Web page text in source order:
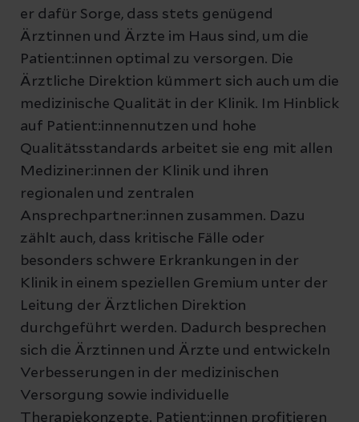
er dafür Sorge, dass stets genügend
Ärztinnen und Ärzte im Haus sind, um die
Patient:innen optimal zu versorgen. Die
Ärztliche Direktion kümmert sich auch um die
medizinische Qualität in der Klinik. Im Hinblick
auf Patient:innennutzen und hohe
Qualitätsstandards arbeitet sie eng mit allen
Mediziner:innen der Klinik und ihren
regionalen und zentralen
Ansprechpartner:innen zusammen. Dazu
zählt auch, dass kritische Fälle oder
besonders schwere Erkrankungen in der
Klinik in einem speziellen Gremium unter der
Leitung der Ärztlichen Direktion
durchgeführt werden. Dadurch besprechen
sich die Ärztinnen und Ärzte und entwickeln
Verbesserungen in der medizinischen
Versorgung sowie individuelle
Therapiekonzepte. Patient:innen profitieren